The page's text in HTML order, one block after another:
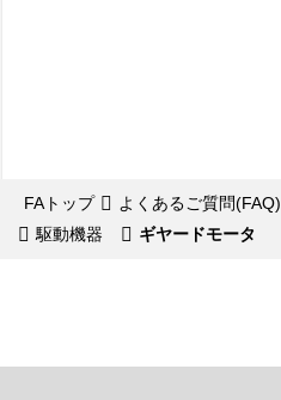
FAトップ よくあるご質問(FAQ)
駆動機器
ギヤードモータ